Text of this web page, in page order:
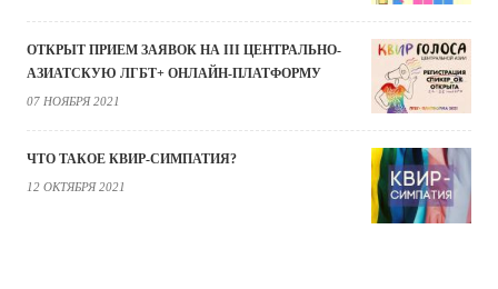
ОТКРЫТ ПРИЕМ ЗАЯВОК НА III ЦЕНТРАЛЬНО-
АЗИАТСКУЮ ЛГБТ+ ОНЛАЙН-ПЛАТФОРМУ
07 НОЯБРЯ 2021
ЧТО ТАКОЕ КВИР-СИМПАТИЯ?
12 ОКТЯБРЯ 2021